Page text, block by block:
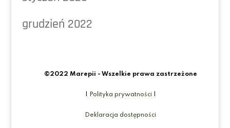
grudzień 2022
©2022 Marepii - Wszelkie prawa zastrzeżone
Polityka prywatności|
Deklaracja dostępności